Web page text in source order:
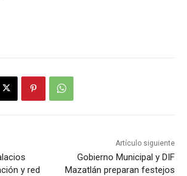
y red
Artículo siguiente
Gobierno Municipal y DIF
Mazatlán preparan festejos